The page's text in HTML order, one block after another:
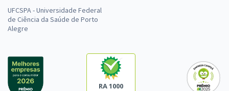
UFCSPA - Universidade Federal
de Ciência da Saúde de Porto
Alegre
RA 1000